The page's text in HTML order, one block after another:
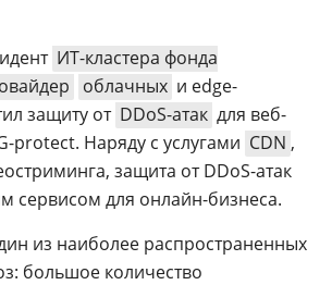
ИТ-кластера фонда
облачных и edge-
защиту от DDoS-атак для веб-
Наряду с услугами CDN ,
защита от DDoS-атак
сервисом для онлайн-бизнеса.
из наиболее распространенных
большое количество